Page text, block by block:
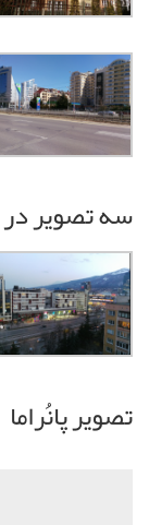
سه تصویر
تصویر پانُراما